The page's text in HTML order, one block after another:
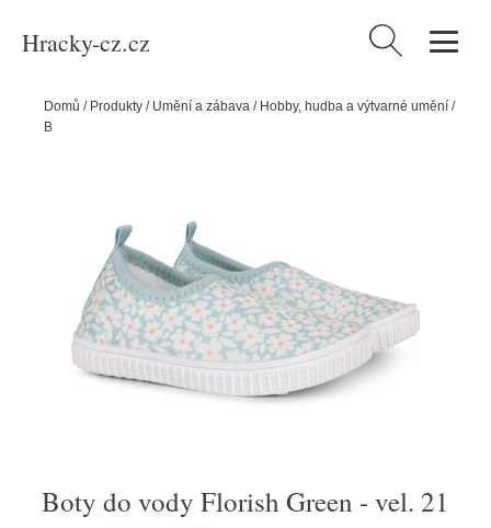
Hracky-cz.cz Vyhledávání
Domů / Produkty / Umění a zábava / Hobby, hudba a výtvarné umění /
Boty do vody Florish Green - vel. 21
Boty do vody Florish Green - vel. 21